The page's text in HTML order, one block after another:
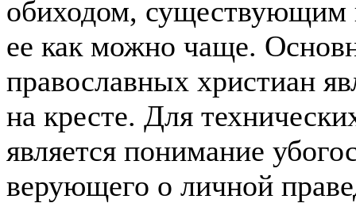
обиходом, существующим
ее как можно чаще.
православных христиан
на кресте. Для
является понимание
верующего о личной